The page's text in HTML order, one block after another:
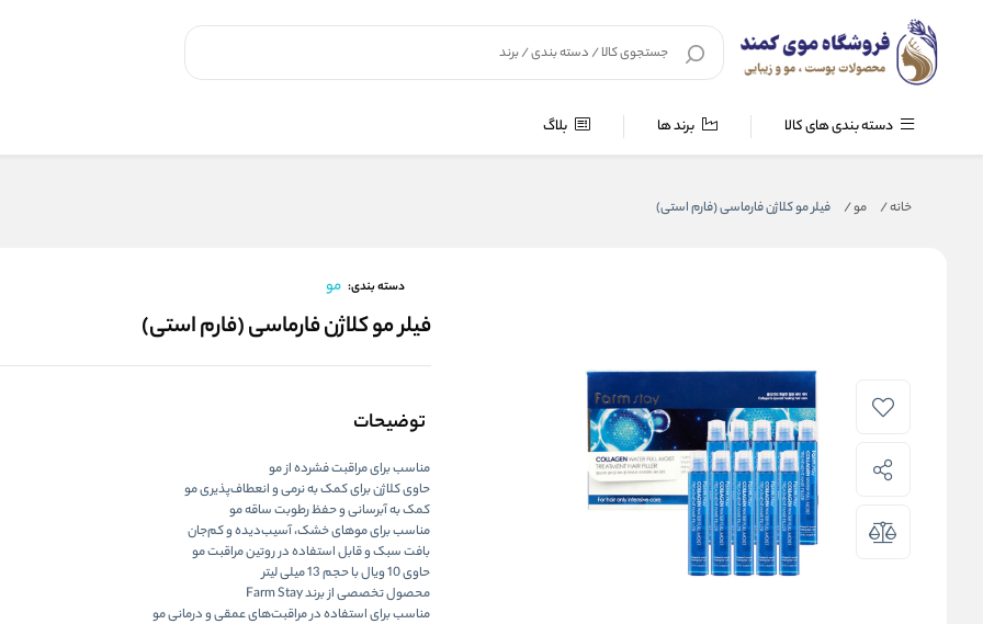
دسته بندی های کالا برند ها بلاگ
خانه/ مو/ فیلر مو کلاژن فارماسی (فارم استی)
دسته بندی: مو
فیلر مو کلاژن فارماسی (فارم استی)
توضیحات
مناسب برایمراقبت فشرده از مو
حاویکلاژنبرای کمک به نرمی و انعطاف‌پذیری مو
کمک بهآبرسانی و حفظ رطوبتساقه مو
مناسب برای موهایخشک، آسیب‌دیده و کم‌جان
بافت سبک و قابل استفاده در روتین مراقبت مو
حاوی 10 ویال با حجم 13 میلی لیتر
محصول تخصصی از برندFarm Stay
مناسب برای استفاده در مراقبت‌های عمقی و درمانی مو